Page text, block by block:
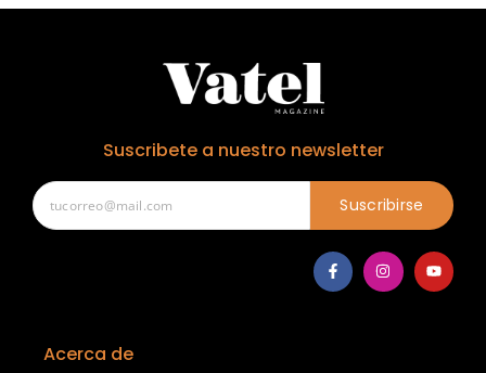
Suscribete a nuestro newsletter
Suscribirse
Acerca de